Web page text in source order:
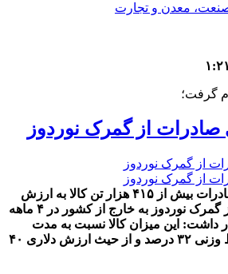
معدن و تجارت
مدیر گمرک نوردوز از صادرات بیش از ۴۱۵ هزار تن کالا به ارزش
بیش از ۹۱ میلیون دلار از گمرک نوردوز به خارج از کشور در ۴ ماهه
داشت: این میزان کالا نسبت به مدت
مشابه سال قبل از لحاظ وزنی ۳۲ درصد و از حیث ارزش دلاری ۴۰